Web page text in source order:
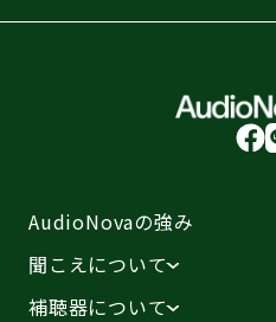
AudioNovaの強み
聞こえについて
補聴器について